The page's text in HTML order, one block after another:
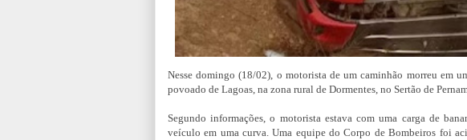
Nesse domingo (18/02), o motorista de um caminhão morreu em
povoado de Lagoas, na zona rural de Dormentes, no Sertão de
Segundo informações, o motorista estava com uma cargade
veículo em uma curva. Uma equipe do Corpo de Bombeiros foi